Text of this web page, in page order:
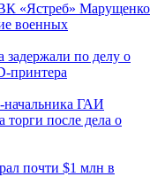
«Ястреб» Марущенко
военных
по делу о
начальника ГАИ
торги после дела о
почти $1 млн в